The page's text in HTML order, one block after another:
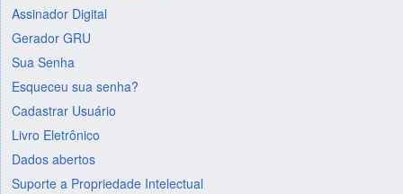
Assinador Digital
Gerador GRU
Sua Senha
Esqueceu sua senha?
Cadastrar Usuário
Livro Eletrônico
Dados abertos
Suporte a Propriedade Intelectual